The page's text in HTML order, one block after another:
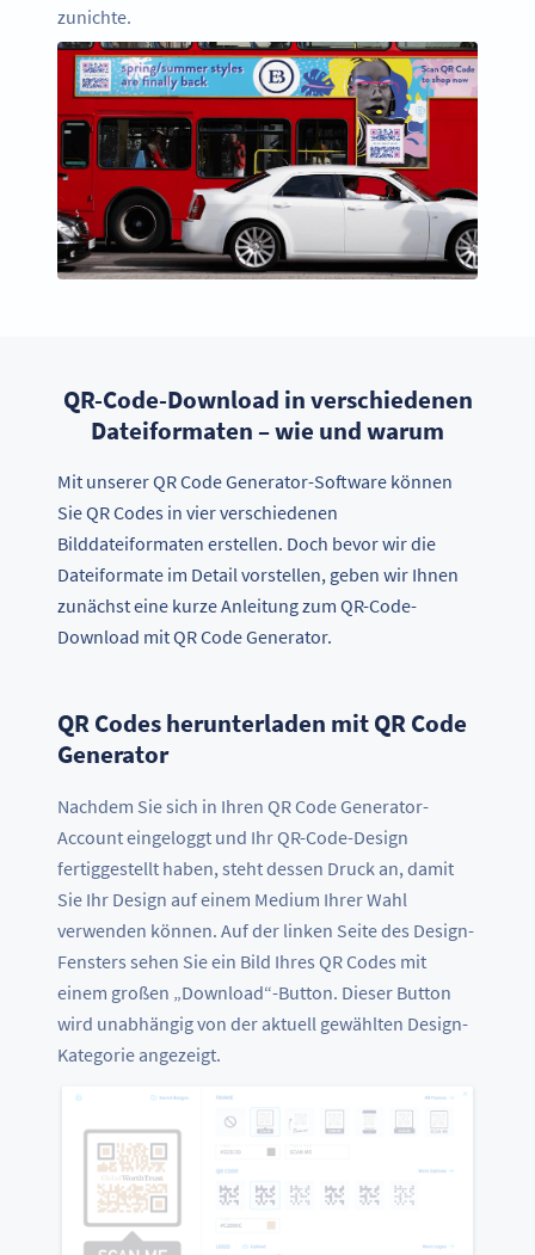
zunichte.
QR-Code-Download in verschiedenen
Dateiformaten – wie und warum
Mit unserer QR Code Generator-Software können
Sie QR Codes in vier verschiedenen
Bilddateiformaten erstellen. Doch bevor wir die
Dateiformate im Detail vorstellen, geben wir Ihnen
zunächst eine kurze Anleitung zum QR-Code-
Download mit QR Code Generator.
QR Codes herunterladen mit QR Code
Generator
Nachdem Sie sich in Ihren QR Code Generator-
Account eingeloggt und Ihr QR-Code-Design
fertiggestellt haben, steht dessen Druck an, damit
Sie Ihr Design auf einem Medium Ihrer Wahl
verwenden können. Auf der linken Seite des Design-
Fensters sehen Sie ein Bild Ihres QR Codes mit
einem großen „Download“-Button. Dieser Button
wird unabhängig von der aktuell gewählten Design-
Kategorie angezeigt.